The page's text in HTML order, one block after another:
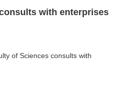
with enterprises